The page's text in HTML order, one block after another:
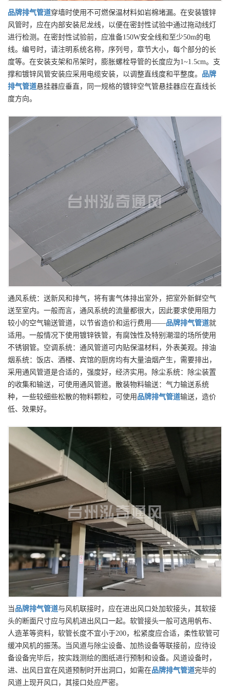
品牌排气管道穿墙时使用不可燃保温材料如岩棉堵漏。在安装镀锌
风管时，应在内部安装尼龙线，以便在密封性试验中通过拖动线灯
进行检测。在密封性试验前，应准备150W安全线和至少50m的电
线。编号时，请注明系统名称，序列号，章节大小，每个部分的长
度等。在安装支架和吊架时，膨胀螺栓导管的长度应为1~1.5cm。支
撑和镀锌风管安装应采用电缆安装，以调整直线度和平整度。 品牌
排气管道悬挂器应垂直，同一规格的镀锌空气管悬挂器应在直线长
度方向。
通风系统：送新风和排气，将有害气体排出室外，把室外新鲜空气
送至室内。一般而言，通风系统的流量都很大，因此要求使用阻力
较小的空气输送管道，以节省造价和运行费用——品牌排气管道就
适用。一般情况下使用镀锌铁管，有腐蚀性及特别潮湿的场所使用
不锈钢管。空调系统：通风管道可内贴保温材料，外表美观。排油
烟系统：饭店、酒楼、宾馆的厨房均有大量油烟产生，需要排出，
采用通风管道是合适的，强度好，经济实用。除尘系统：除尘装置
的收集和输送，可使用通风管道。散装物料输送：气力输送系统
种，一些较细些松散的物料颗粒，可使用 品牌排气管道输送，造价
低、效果好。
当品牌排气管道与风机联接时，应在进出风口处加软接头，其软接
头的断面尺寸应与风机进出风口一起。软管接头一般可选用帆布、
人造革等资料，软管长度不宜小于200，松紧度应合适，柔性软管可
缓冲风机的振荡。当风道与除尘设备、加热设备等联接前，应待设
备设备完毕后，按实践测绘的图纸进行预制和设备。风道设备时，
进、出风日宜在风道预制时开出洞口，如需在品牌排气管道完毕的
风道上现开风口，其接口处应严密。